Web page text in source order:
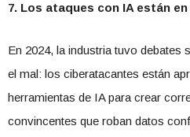
7. Los ataques con IA están
En 2024, la industria tuvo debates
el mal: los ciberatacantes están
herramientas de IA para crear
convincentes que roban datos